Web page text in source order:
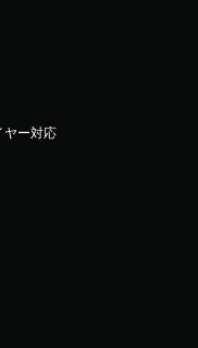
ヤー対応